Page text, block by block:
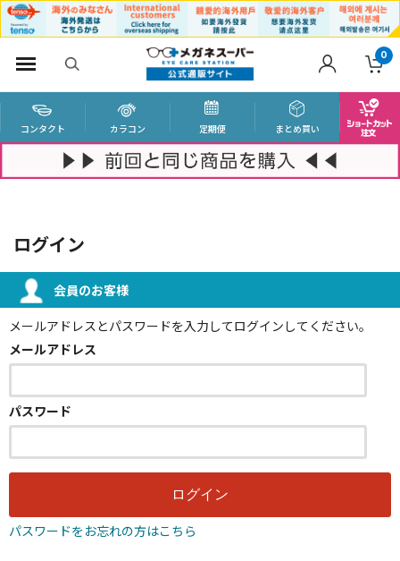
0
コンタクト カラコン 定期便 まとめ買い
ログイン
会員のお客様
メールアドレスとパスワードを入力してログインしてください。
メールアドレス
パスワード
パスワードをお忘れの方はこちら